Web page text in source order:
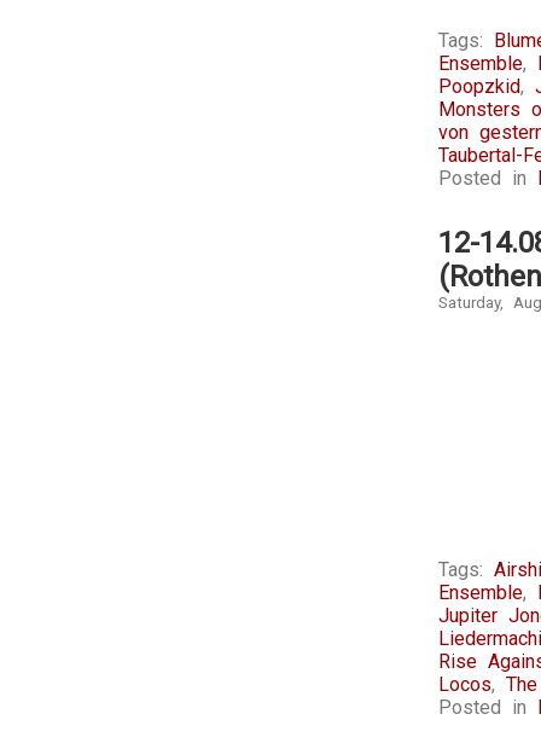
Tags:
Ensemble,
Poopzkid,
Monsters
von
Taubertal-
Posted in
12-
Saturday,
Tags:
Ensemble,
Jupiter
Rise
Locos,
Posted in